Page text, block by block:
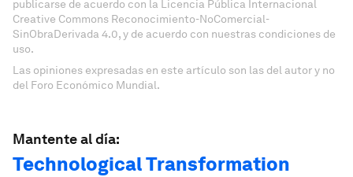
publicarse de acuerdo con la Licencia Pública Internacional
Creative Commons Reconocimiento-NoComercial-
SinObraDerivada 4.0, y de acuerdo con nuestras condiciones de
uso.
Las opiniones expresadas en este artículo son las del autor y no
del Foro Económico Mundial.
Mantente al día:
Technological Transformation